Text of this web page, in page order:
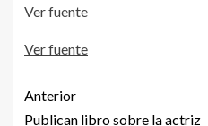
Ver fuente
Ver fuente
Anterior
Publican libro sobre la actriz